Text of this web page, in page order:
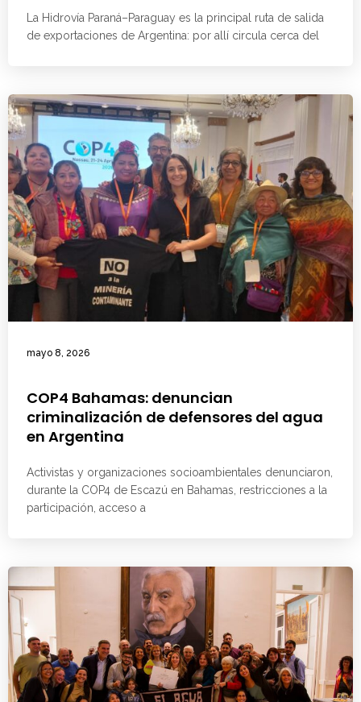
La Hidrovía Paraná–Paraguay es la principal ruta de salida
de exportaciones de Argentina: por allí circula cerca del
mayo 8, 2026
COP4 Bahamas: denuncian
criminalización de defensores del agua
en Argentina
Activistas y organizaciones socioambientales denunciaron,
durante la COP4 de Escazú en Bahamas, restricciones a la
participación, acceso a